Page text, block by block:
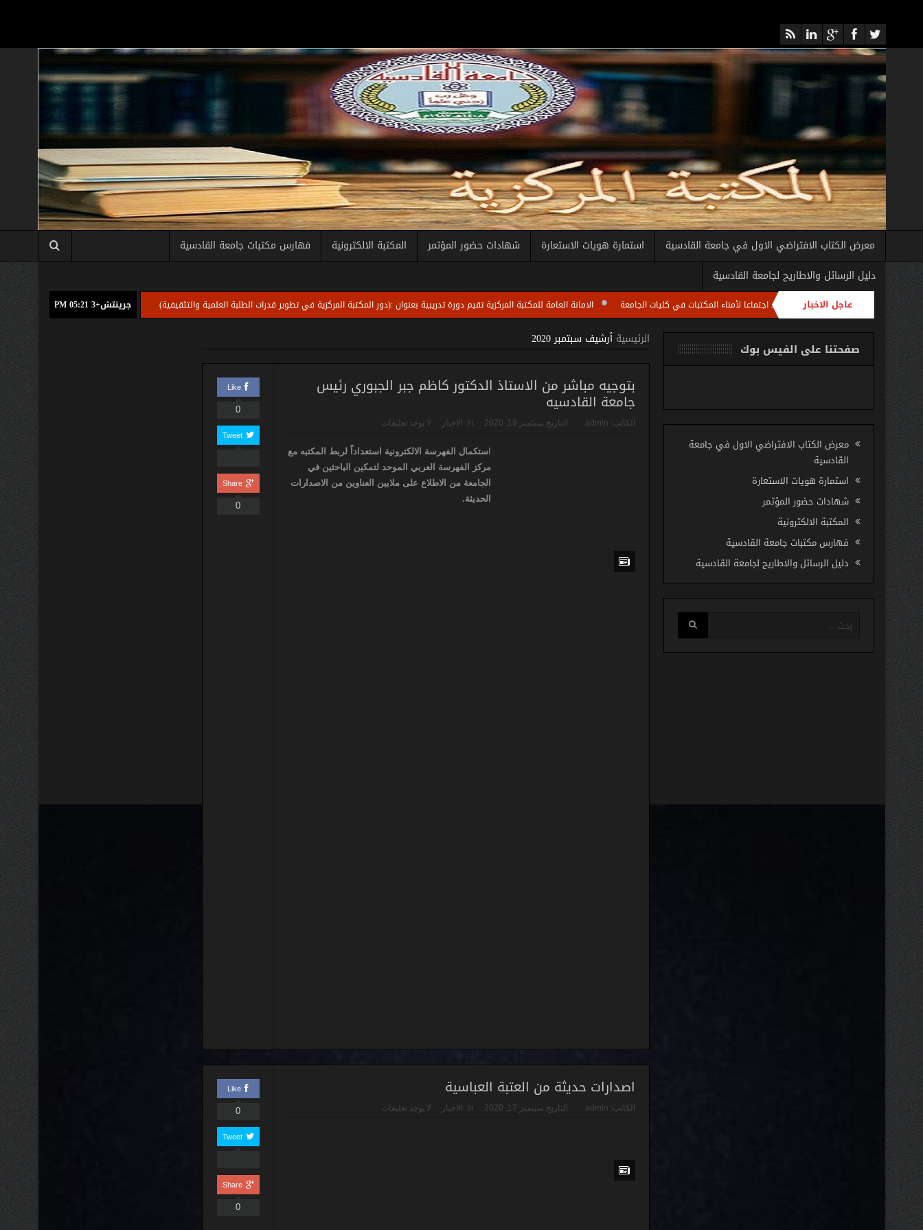
معرض الكتاب الافتراضي الاول في جامعة القادسية استمارة هويات الاستعارة شهادات حضور المؤتمر المكتبة الالكترونية
فهارس مكتبات جامعة القادسية
دليل الرسائل والاطاريح لجامعة القادسية
عاجل الاخبار
العامة للمكتبة المركزية تعقد اجتماعا لأمناء المكتبات في كليات الجامعة الامانة العامة للمكتبة المركزية تقيم دورة تدريبية بعنوان :(دور المكتبة المركزية في تطوير قدرات الطلبة العلمية والتثقيفية)
الامانة العامة للمكتبة المركزية بجامعة القادسية
مع امناء مكتبات كليات الجامعة باستضافة الاستاذ مروان عبد الرزاق رئيس شعبة تطوير المكتبات الجامعية في الوزارة
جرينتش+3 05:21 PM
الرئيسية أرشيف سبتمبر 2020
بتوجيه مباشر من الاستاذ الدكتور كاظم جبر الجبوري رئيس
جامعة القادسيه
الكاتب: admin التاريخ سبتمبر 19, 2020 In: الاخبار لا يوجد تعليقات
استكمال الفهرسة الالكترونية استعداداً لربط المكتبه مع
مركز الفهرسة العربي الموحد لتمكين الباحثين في
الجامعة من الاطلاع على ملايين العناوين من الاصدارات
الحديثة.
Like
0
Tweet
Share
0
اصدارات حديثة من العتبة العباسية
الكاتب: admin التاريخ سبتمبر 17, 2020 In: الاخبار لا يوجد تعليقات
Like
0
Tweet
Share
0
صفحتنا على الفيس بوك
معرض الكتاب الافتراضي الاول في جامعة
القادسية
استمارة هويات الاستعارة
شهادات حضور المؤتمر
المكتبة الالكترونية
فهارس مكتبات جامعة القادسية
دليل الرسائل والاطاريح لجامعة القادسية